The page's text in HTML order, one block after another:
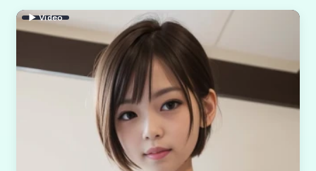
▶ Video